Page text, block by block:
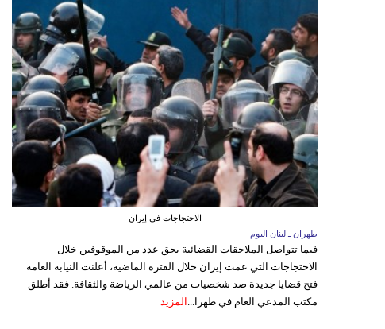
الاحتجاجات في إيران
طهران ـ لبنان اليوم
فيما تتواصل الملاحقات القضائية بحق عدد من الموقوفين خلال
الاحتجاجات التي عمت إيران خلال الفترة الماضية، أعلنت النيابة العامة
فتح قضايا جديدة ضد شخصيات من عالمي الرياضة والثقافة. فقد أطلق
مكتب المدعي العام في طهرا... المزيد